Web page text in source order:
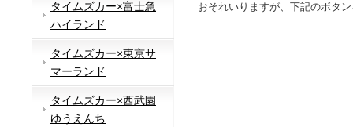
タイムズカー×富士急
ハイランド
タイムズカー×東京サ
マーランド
タイムズカー×西武園
ゆうえんち
おそれいりますが、下記のボタ